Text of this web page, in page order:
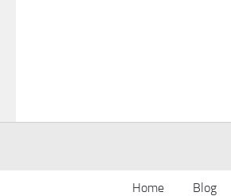
Home Blog